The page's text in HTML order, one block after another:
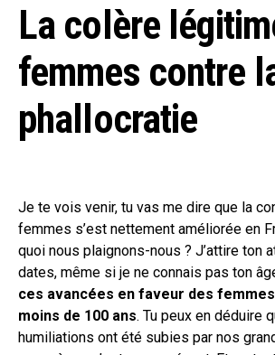
La colère
femmes contre
phallocratie
Je te vois venir, tu vas me dire que la
femmes s’est nettement améliorée en
quoi nous plaignons-nous ? J’attire ton
dates, même si je ne connais pas ton
ces avancées en faveur des
moins de 100 ans. Tu peux en déduire
humiliations ont été subies par nos